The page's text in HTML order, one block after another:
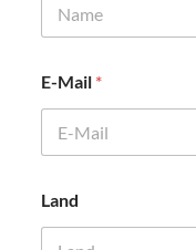
E-Mail *
Land